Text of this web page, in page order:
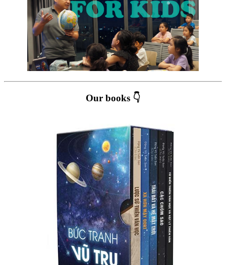
Our books 👇